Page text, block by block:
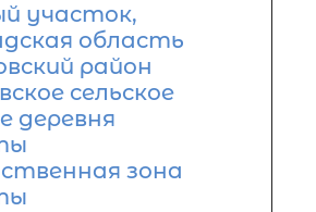
участок,
область
район
сельское
деревня
зона